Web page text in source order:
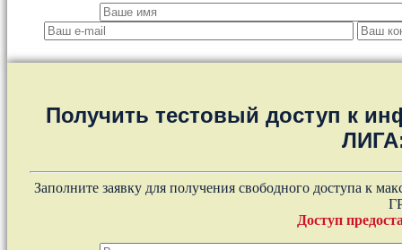
Получить тестовый доступ к
Заполните заявку для получения свободного доступа к
Доступ